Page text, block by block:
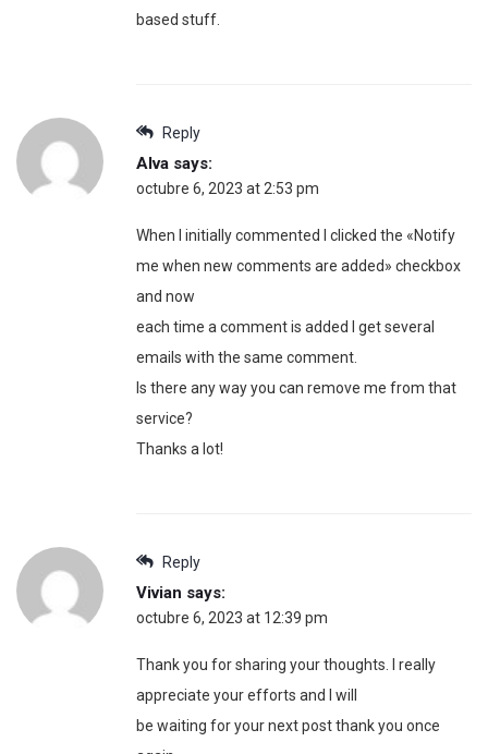
based stuff.
Reply
Alva says:
octubre 6, 2023 at 2:53 pm
When I initially commented I clicked the «Notify
me when new comments are added» checkbox
and now
each time a comment is added I get several
emails with the same comment.
Is there any way you can remove me from that
service?
Thanks a lot!
Reply
Vivian says:
octubre 6, 2023 at 12:39 pm
Thank you for sharing your thoughts. I really
appreciate your efforts and I will
be waiting for your next post thank you once